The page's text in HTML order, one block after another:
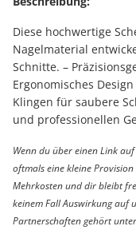
Diese hochwertige
Nagelmaterial
Schnitte. –
Ergonomisches
Klingen für saubere
und professionellen
Wenn du über einen Link
oftmals eine kleine
Mehrkosten und dir bleibt
keinem Fall Auswirkung auf
Partnerschaften gehört